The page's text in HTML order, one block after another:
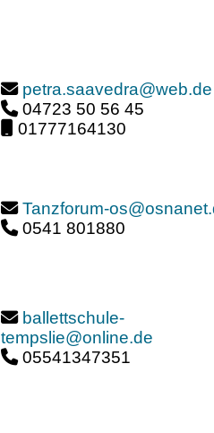
petra.saavedra@web.de
04723 50 56 45
01777164130
Tanzforum-
0541 801880
ballettschule-
tempslie@online.de
05541347351